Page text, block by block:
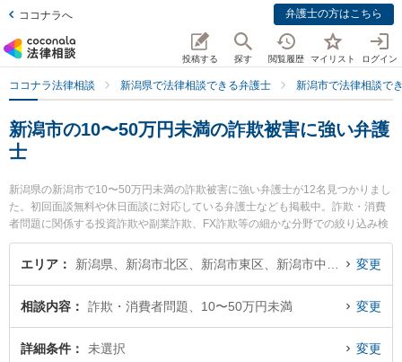
ココナラへ 弁護士の方はこちら
投稿する 探す 閲覧履歴 マイリスト ログイン
ココナラ法律相談 新潟県で法律相談できる弁護士 新潟市で法律相談で
新潟市の10〜50万円未満の詐欺被害に強い弁護
士
新潟県の新潟市で10〜50万円未満の詐欺被害に強い弁護士が12名見つかりまし
た。初回面談無料や休日面談に対応している弁護士なども掲載中。詐欺・消費
者問題に関係する投資詐欺や副業詐欺、FX詐欺等の細かな分野での絞り込み検
索もでき便利です。特に弁護士法人一新総合法律事務所の細野 希弁護士やさい
とうゆたか法律事務所の齋藤 裕弁護士、弁護士法人一新総合法律事務所の今井
ぐに弁護士に相談したい』『10〜50万円未満の詐欺被害のトラブル解決の実績
豊富な近くの弁護士を検索したい』『初回相談無料で10〜50万円未満の詐欺被
害を法律相談できる新潟市内の弁護士に相談予約したい』などでお困りの相談
エリア 変更
相談内容 詐欺・消費者問題、10〜50万円未満 変更
詳細条件 未選択 変更